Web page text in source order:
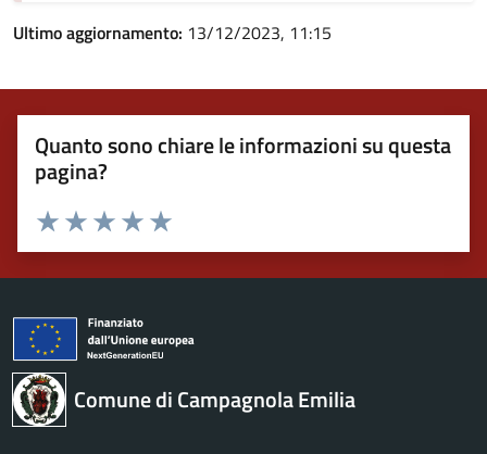
Ultimo aggiornamento: 13/12/2023, 11:15
Quanto sono chiare le informazioni su questa
pagina?
Valuta 5 stelle su 5
Valuta 4 stelle su 5
Valuta 3 stelle su 5
Valuta 2 stelle su 5
Valuta 1 stelle su 5
Comune di Campagnola Emilia